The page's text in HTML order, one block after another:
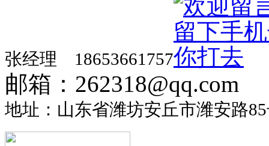
张经理 18653661757
邮箱：262318@qq.com
地址：山东省潍坊安丘市潍安路